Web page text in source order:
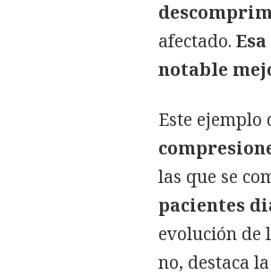
afectado.
notable
Este ejemplo
las que se
pacientes
evolución de
no, destaca la